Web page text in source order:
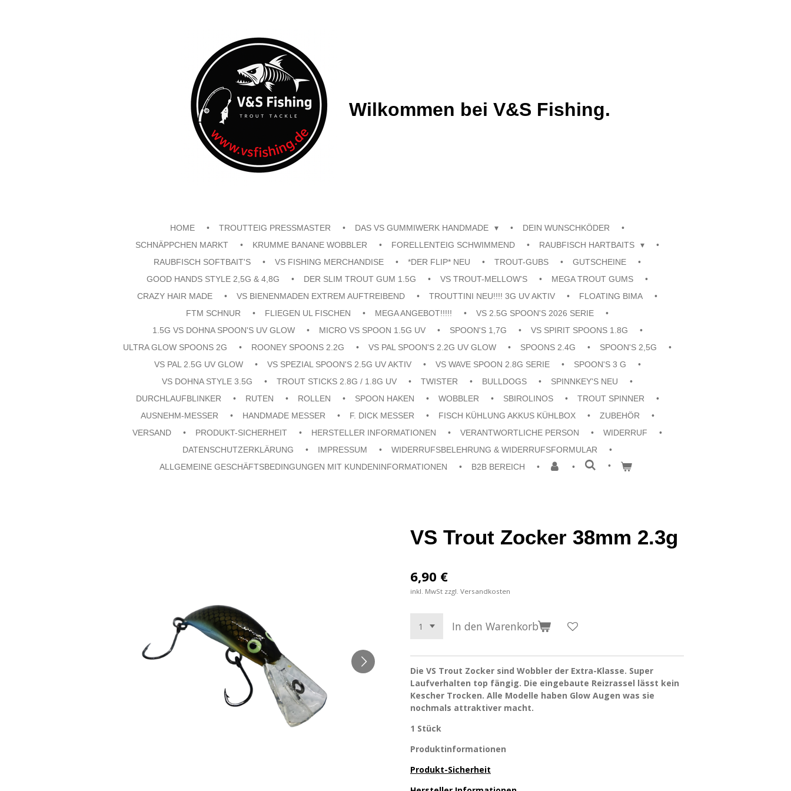
Wilkommen bei V&S Fishing.
HOME TROUTTEIG PRESSMASTER DAS VS GUMMIWERK HANDMADE
DEIN WUNSCHKÖDER
SCHNÄPPCHEN MARKT
KRUMME BANANE WOBBLER FORELLENTEIG SCHWIMMEND
RAUBFISCH HARTBAITS
RAUBFISCH SOFTBAIT'S
VS FISHING MERCHANDISE *DER FLIP* NEU TROUT-GUBS
GUTSCHEINE
GOOD HANDS STYLE 2,5G & 4,8G
DER SLIM TROUT GUM 1.5G VS TROUT-MELLOW'S
MEGA TROUT GUMS
CRAZY HAIR MADE
VS BIENENMADEN EXTREM AUFTREIBEND TROUTTINI NEU!!!! 3G UV AKTIV
FLOATING BIMA
FTM SCHNUR
FLIEGEN UL FISCHEN MEGA ANGEBOT!!!!!
VS 2.5G SPOON'S 2026 SERIE
1.5G VS DOHNA SPOON'S UV GLOW
MICRO VS SPOON 1.5G UV SPOON'S 1,7G
VS SPIRIT SPOONS 1.8G
ULTRA GLOW SPOONS 2G
ROONEY SPOONS 2.2G VS PAL SPOON'S 2.2G UV GLOW SPOONS 2.4G
SPOON'S 2,5G
VS PAL 2.5G UV GLOW
VS SPEZIAL SPOON'S 2.5G UV AKTIV VS WAVE SPOON 2.8G SERIE
SPOON'S 3 G
VS DOHNA STYLE 3.5G
TROUT STICKS 2.8G / 1.8G UV TWISTER BULLDOGS
SPINNKEY'S NEU
DURCHLAUFBLINKER
RUTEN ROLLEN SPOON HAKEN WOBBLER SBIROLINOS
TROUT SPINNER
AUSNEHM-MESSER
HANDMADE MESSER F. DICK MESSER FISCH KÜHLUNG AKKUS KÜHLBOX
ZUBEHÖR
VERSAND
PRODUKT-SICHERHEIT HERSTELLER INFORMATIONEN VERANTWORTLICHE PERSON
WIDERRUF
DATENSCHUTZERKLÄRUNG
IMPRESSUM
WIDERRUFSBELEHRUNG & WIDERRUFSFORMULAR
ALLGEMEINE GESCHÄFTSBEDINGUNGEN MIT KUNDENINFORMATIONEN
B2B BEREICH
VS Trout Zocker 38mm 2.3g
6,90 €
inkl. MwSt zzgl. Versandkosten
In den Warenkorb
Die VS Trout Zocker sind Wobbler der Extra-Klasse. Super
Laufverhalten top fängig. Die eingebaute Reizrassel lässt kein
Kescher Trocken. Alle Modelle haben Glow Augen was sie
nochmals attraktiver macht.
1 Stück
Produktinformationen
Produkt-Sicherheit